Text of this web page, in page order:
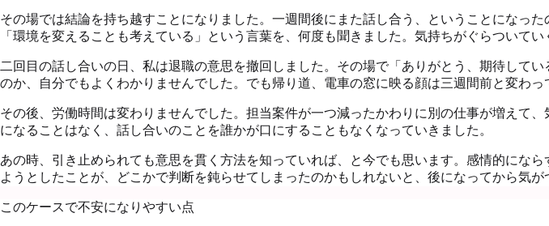
その場では結論を持ち越すことになりました。一週間後にまた話し合う、ということになっ
「環境を変えることも考えている」という言葉を、何度も聞きました。気持ちがぐらついてい
二回目の話し合いの日、私は退職の意思を撤回しました。その場で「ありがとう、期待して
のか、自分でもよくわかりませんでした。でも帰り道、電車の窓に映る顔は三週間前と変わっ
その後、労働時間は変わりませんでした。担当案件が一つ減ったかわりに別の仕事が増えて
になることはなく、話し合いのことを誰かが口にすることもなくなっていきました。
あの時、引き止められても意思を貫く方法を知っていれば、と今でも思います。感情的にな
ようとしたことが、どこかで判断を鈍らせてしまったのかもしれないと、後になってから気が
このケースで不安になりやすい点